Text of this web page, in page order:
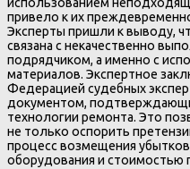
привело к их
Эксперты пришли к выводу,
связана с некачественно
подрядчиком, а именно с
материалов. Экспертное
Федерацией судебных
документом,
технологии ремонта. Это
не только оспорить
процесс возмещения
оборудования и стоимостью